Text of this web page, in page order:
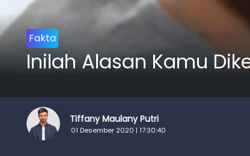
Fakta
Inilah Alasan Kamu
Tiffany Maulany Putri
01 Desember 2020 | 17:30:40